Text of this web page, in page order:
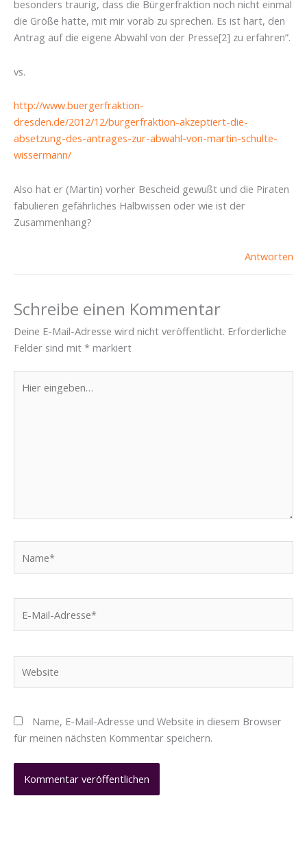
besonders traurig, dass die Bürgerfraktion noch nicht einmal
die Größe hatte, mit mir vorab zu sprechen. Es ist hart, den
Antrag auf die eigene Abwahl von der Presse[2] zu erfahren”.
vs.
http://www.buergerfraktion-
dresden.de/2012/12/burgerfraktion-akzeptiert-die-
absetzung-des-antrages-zur-abwahl-von-martin-schulte-
wissermann/
Also hat er (Martin) vorher Bescheid gewußt und die Piraten
fabulieren gefährliches Halbwissen oder wie ist der
Zusammenhang?
Antworten
Schreibe einen Kommentar
Deine E-Mail-Adresse wird nicht veröffentlicht. Erforderliche
Felder sind mit * markiert
eingeben…
Mail-
Name, E-Mail-Adresse und Website in diesem Browser
für meinen nächsten Kommentar speichern.